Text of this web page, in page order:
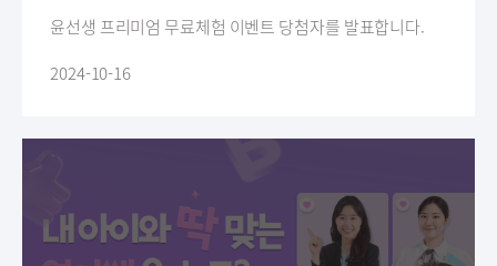
윤선생 프리미엄 무료체험 이벤트 당첨자를 발표합니다.
2024-10-16